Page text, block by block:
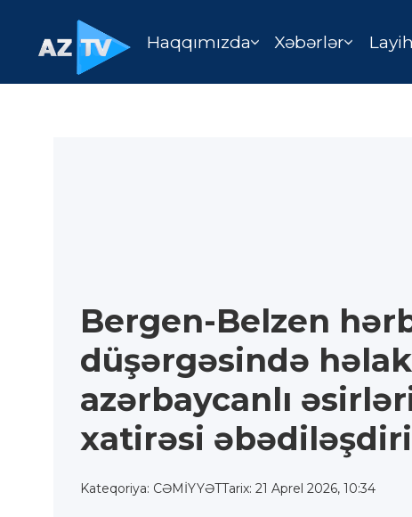
Haqqımızda Xəbərlər
Bergen-Belzen
düşərgəsində
azərbaycanlı
xatirəsi
Kateqoriya: CƏMİYYƏTTarix: 21 Aprel 2026, 10:34